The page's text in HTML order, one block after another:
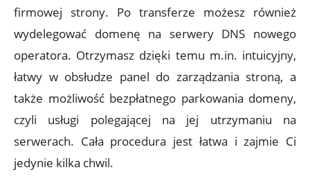
firmowej strony. Po transferze możesz również
wydelegować domenę na serwery DNS nowego
operatora. Otrzymasz dzięki temu m.in. intuicyjny,
łatwy w obsłudze panel do zarządzania stroną, a
także możliwość bezpłatnego parkowania domeny,
czyli usługi polegającej na jej utrzymaniu na
serwerach. Cała procedura jest łatwa i zajmie Ci
jedynie kilka chwil.